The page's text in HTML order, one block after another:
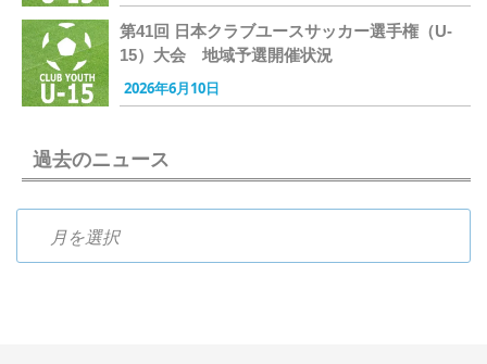
第41回 日本クラブユースサッカー選手権（U-
15）大会 地域予選開催状況
2026年6月10日
過去のニュース